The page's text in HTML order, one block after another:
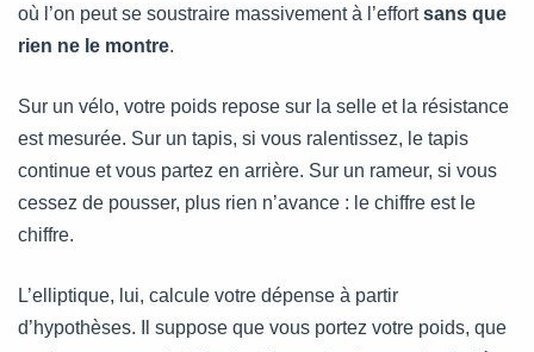
où l’on peut se soustraire massivement à l’effortsans que
rien ne le montre.
Sur un vélo, votre poids repose sur la selle et la résistance
est mesurée. Sur un tapis, si vous ralentissez, le tapis
continue et vous partez en arrière. Sur un rameur, si vous
cessez de pousser, plus rien n’avance : le chiffre est le
chiffre.
L’elliptique, lui, calcule votre dépense à partir
d’hypothèses. Il suppose que vous portez votre poids, que